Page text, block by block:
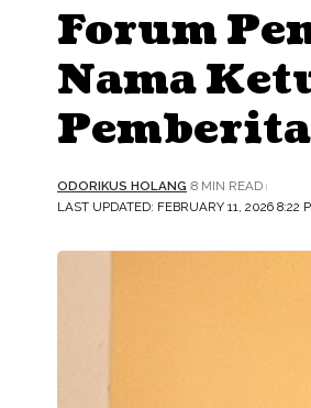
Forum
Nama
LAST UPDATED: FEBRUARY 11, 2026 8:22
ODORIKUS HOLANG 8 MIN READ